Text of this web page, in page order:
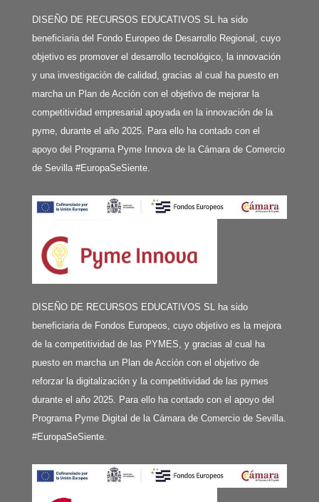
DISEÑO DE RECURSOS EDUCATIVOS SL ha sido
beneficiaria del Fondo Europeo de Desarrollo Regional, cuyo
objetivo es promover el desarrollo tecnológico, la innovación
y una investigación de calidad, gracias al cual ha puesto en
marcha un Plan de Acción con el objetivo de mejorar la
competitividad empresarial apoyada en la innovación de la
pyme, durante el año 2025. Para ello ha contado con el
apoyo del Programa Pyme Innova de la Cámara de Comercio
de Sevilla #EuropaSeSiente.
DISEÑO DE RECURSOS EDUCATIVOS SL ha sido
beneficiaria de Fondos Europeos, cuyo objetivo es la mejora
de la competitividad de las PYMES, y gracias al cual ha
puesto en marcha un Plan de Acción con el objetivo de
reforzar la digitalización y la competitividad de las pymes
durante el año 2025. Para ello ha contado con el apoyo del
Programa Pyme Digital de la Cámara de Comercio de Sevilla.
#EuropaSeSiente.